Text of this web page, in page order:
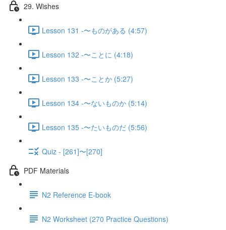
29. Wishes
Lesson 131 -〜ものがある (4:57)
Lesson 132 -〜ことに (4:18)
Lesson 133 -〜ことか (5:27)
Lesson 134 -〜ないものか (5:14)
Lesson 135 -〜たいものだ (5:56)
Quiz - [261]〜[270]
PDF Materials
N2 Reference E-book
N2 Worksheet (270 Practice Questions)